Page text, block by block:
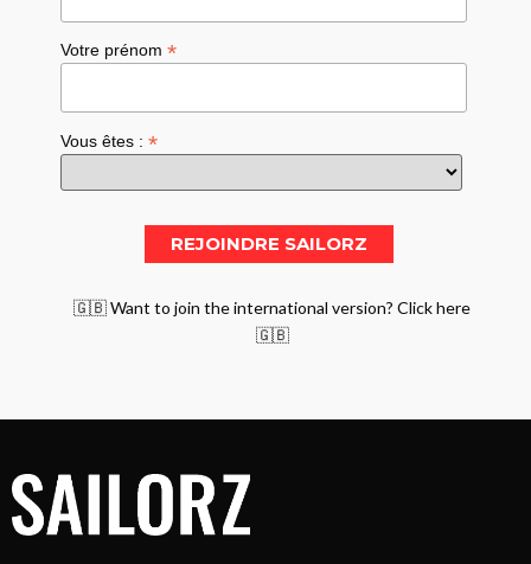
Votre prénom*
Vous êtes :*
🇬🇧 Want to join the international version? Click here
🇬🇧